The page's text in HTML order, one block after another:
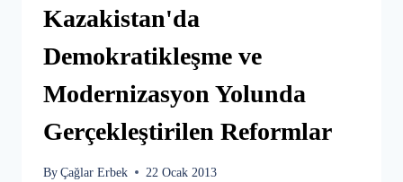
Kazakistan'da
Demokratikleşme ve
Modernizasyon Yolunda
Gerçekleştirilen Reformlar
By Çağlar Erbek 22 Ocak 2013